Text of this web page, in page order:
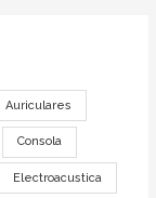
Auriculares
Consola
Electroacustica